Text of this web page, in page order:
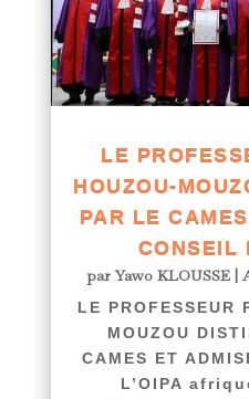
LE
HOUZOU-
PAR LE
CONSEIL
parYawo KLOUSSE|
LE PROFESSEUR
MOUZOU
CAMES ET
L’OIPA